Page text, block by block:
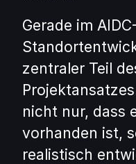
Gerade im
zentraler Teil
nicht nur, dass
vorhanden ist,
realistisch